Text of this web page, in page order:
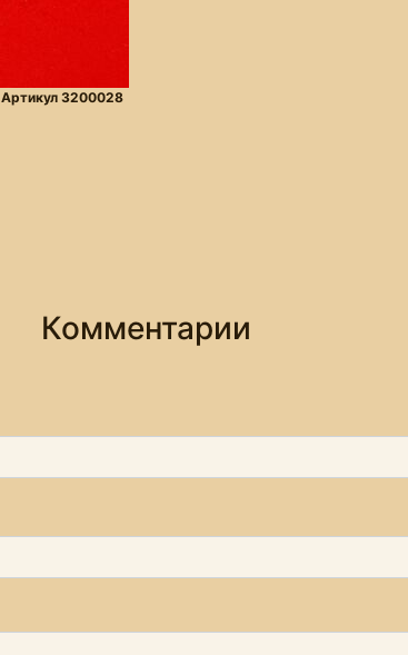
Артикул 3200028
Комментарии